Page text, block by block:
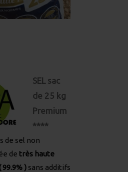
SEL sac
de 25 kg
Premium
****
de sel non
de très haute
) sans additifs